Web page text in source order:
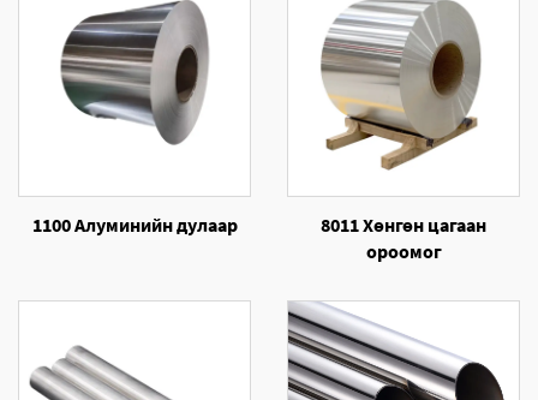
1100 Алуминийн дулаар
8011 Хөнгөн цагаан
ороомог